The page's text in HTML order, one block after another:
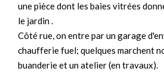
une pièce dont les baies vitrées
le jardin .
Côté rue, on entre par un garage
chaufferie fuel; quelques marchent
buanderie et un atelier (en travaux).